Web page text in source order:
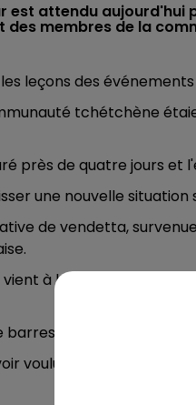
CAISSE
est attendu
des membres de la
leçons des
tchétchène
près de quatre jours
une nouvelle situation
de vendetta,
à la rencontre des
barres de fer, battes de
voulu venger un